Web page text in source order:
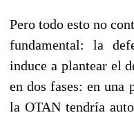
Pero todo esto no
fundamental: la
induce a plantear el
en dos fases: en una
la OTAN tendría